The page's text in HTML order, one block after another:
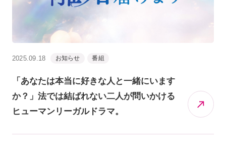
2025.09.18 お知らせ 番組
「あなたは本当に好きな人と一緒にいます
か？」法では結ばれない二人が問いかける
ヒューマンリーガルドラマ。